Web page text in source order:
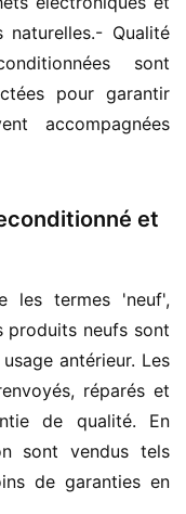
Qualité
sont
pour garantir
accompagnées
et
les termes 'neuf',
produits neufs sont
antérieur. Les
réparés et
de qualité. En
sont vendus tels
de garanties en